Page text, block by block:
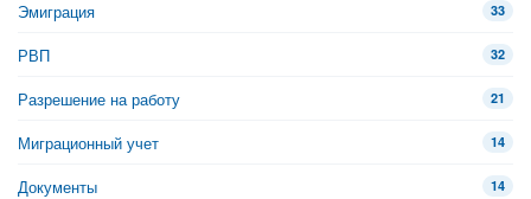
Эмиграция 33
РВП 32
Разрешение на работу 21
Миграционный учет 14
Документы 14